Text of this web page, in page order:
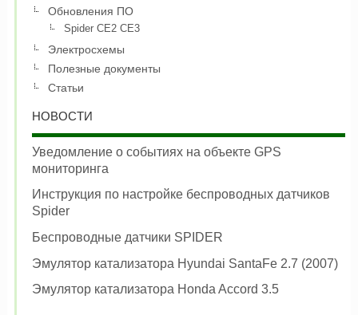
Обновления ПО
Spider CE2 CE3
Электросхемы
Полезные документы
Статьи
НОВОСТИ
Уведомление о событиях на объекте GPS
мониторинга
Инструкция по настройке беспроводных датчиков
Spider
Беспроводные датчики SPIDER
Эмулятор катализатора Hyundai SantaFe 2.7 (2007)
Эмулятор катализатора Honda Accord 3.5